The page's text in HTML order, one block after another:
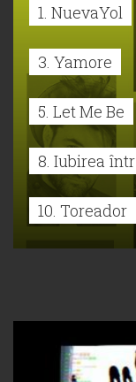
1. NuevaYol
3. Yamore
5. Let Me Be
8. Iubirea
10. Toreador